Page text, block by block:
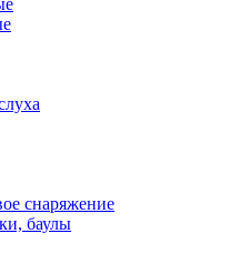
снаряжение
баулы